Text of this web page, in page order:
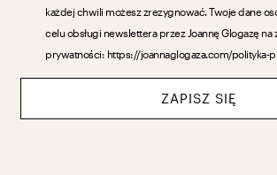
każdej chwili możesz zrezygnować. Twoje dane
celu obsługi newslettera przez Joannę Glogazę
prywatności: https://joannaglogaza.com/polityka-
ZAPISZ SIĘ